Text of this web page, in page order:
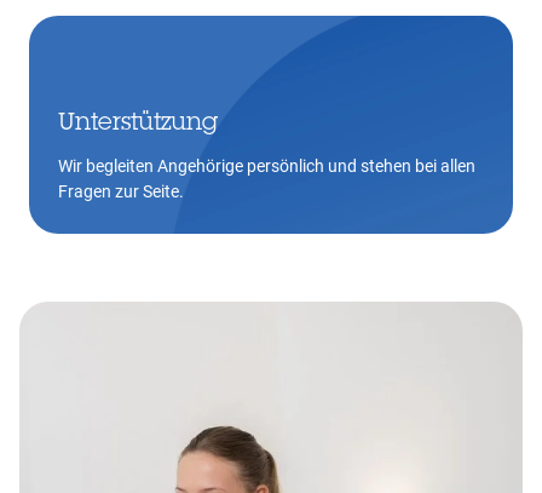
Unterstützung
Wir begleiten Angehörige persönlich und stehen bei allen
Fragen zur Seite.